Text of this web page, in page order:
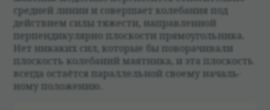
сред­ней линии и совершает коле­ба­ния под
действием силы тяже­сти, направ­лен­ной
перпен­ди­ку­лярно плос­ко­сти прямо­уголь­ника.
Нет ника­ких сил, кото­рые бы пово­ра­чи­вали
плос­кость коле­ба­ний маят­ника, и эта плос­кость
все­гда оста­ётся парал­лель­ной сво­ему началь­
ному положе­нию.